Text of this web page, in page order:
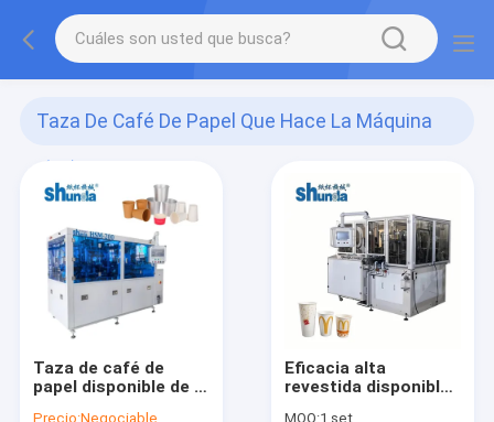
Taza De Café De Papel Que Hace La Máquina
Taza de café de
papel disponible de la
Precio:Negociable
Eficacia alta
revestida disponible
MOQ:1 set